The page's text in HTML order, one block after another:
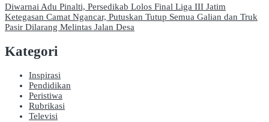
Navigasi
pos
Diwarnai Adu Pinalti, Persedikab Lolos Final Liga III Jatim
Ketegasan Camat Ngancar, Putuskan Tutup Semua Galian dan Truk
Pasir Dilarang Melintas Jalan Desa
Kategori
Inspirasi
Pendidikan
Peristiwa
Rubrikasi
Televisi